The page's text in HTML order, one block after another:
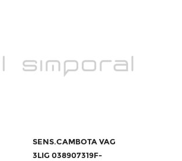
SENS.CAMBOTA VAG
3LIG 038907319F-